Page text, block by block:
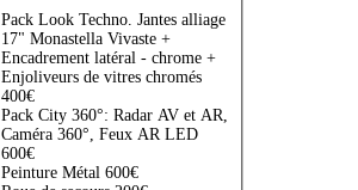
Pack Look Techno. Jantes alliage
17" Monastella Vivaste +
Encadrement latéral - chrome +
Enjoliveurs de vitres chromés
400€
Pack City 360°: Radar AV et AR,
Caméra 360°, Feux AR LED
600€
Peinture Métal 600€